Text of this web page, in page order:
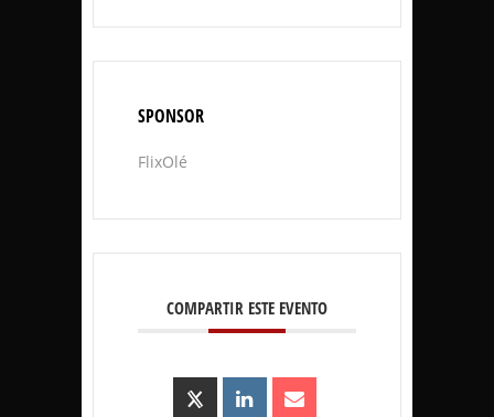
SPONSOR
FlixOlé
COMPARTIR ESTE EVENTO